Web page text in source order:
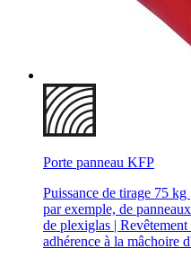
Porte panneau KFP
Puissance de tirage 75
par exemple, de
de plexiglas |
adhérence à la mâchoire